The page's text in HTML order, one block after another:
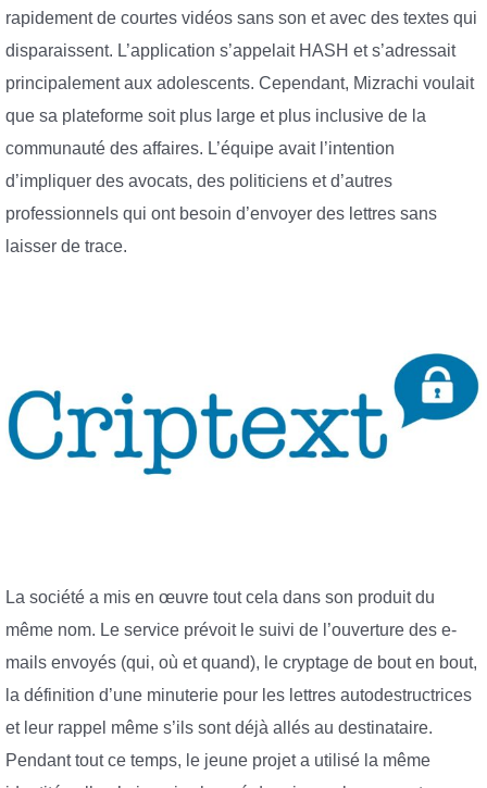
rapidement de courtes vidéos sans son et avec des textes qui
disparaissent. L’application s’appelait HASH et s’adressait
principalement aux adolescents. Cependant, Mizrachi voulait
que sa plateforme soit plus large et plus inclusive de la
communauté des affaires. L’équipe avait l’intention
d’impliquer des avocats, des politiciens et d’autres
professionnels qui ont besoin d’envoyer des lettres sans
laisser de trace.
La société a mis en œuvre tout cela dans son produit du
même nom. Le service prévoit le suivi de l’ouverture des e-
mails envoyés (qui, où et quand), le cryptage de bout en bout,
la définition d’une minuterie pour les lettres autodestructrices
et leur rappel même s’ils sont déjà allés au destinataire.
Pendant tout ce temps, le jeune projet a utilisé la même